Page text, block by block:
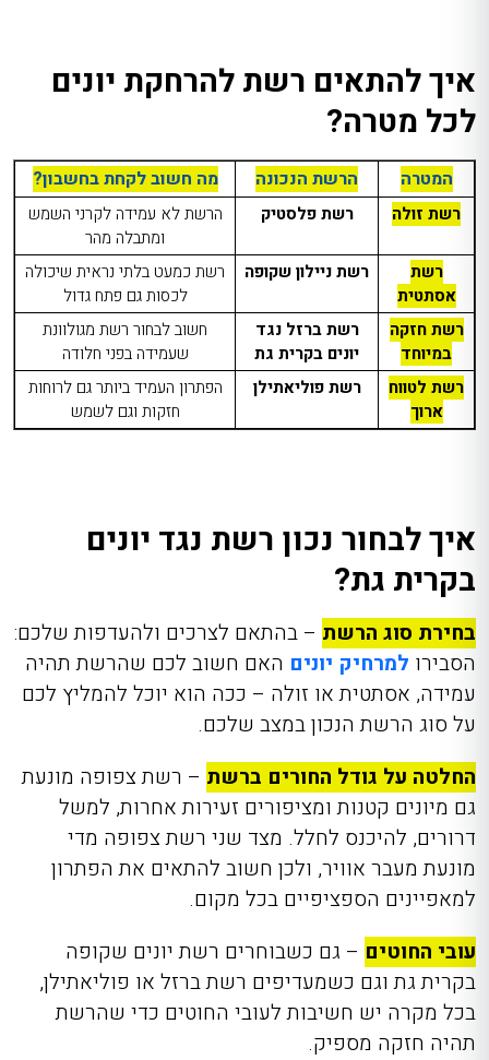
איך להתאים רשת להרחקת יונים
לכל מטרה?
המטרה הרשת הנכונה מה חשוב לקחת בחשבון?
רשת זולה רשת פלסטיק
הרשת לא עמידה לקרני השמש
ומתבלה מהר
רשת
אסתטית
רשת ניילון שקופה
רשת כמעט בלתי נראית שיכולה
לכסות גם פתח גדול
רשת חזקה
במיוחד
רשת ברזל נגד
יונים בקרית גת
חשוב לבחור רשת מגולוונת
שעמידה בפני חלודה
רשת לטווח
ארוך
רשת פוליאתילן
הפתרון העמיד ביותר גם לרוחות
חזקות וגם לשמש
איך לבחור נכון רשת נגד יונים
בקרית גת?
בחירת סוג הרשת – בהתאם לצרכים ולהעדפות שלכם:
הסבירו למרחיק יונים האם חשוב לכם שהרשת תהיה
עמידה, אסתטית או זולה – ככה הוא יוכל להמליץ לכם
על סוג הרשת הנכון במצב שלכם.
החלטה על גודל החורים ברשת – רשת צפופה מונעת
גם מיונים קטנות ומציפורים זעירות אחרות, למשל
דרורים, להיכנס לחלל. מצד שני רשת צפופה מדי
מונעת מעבר אוויר, ולכן חשוב להתאים את הפתרון
למאפיינים הספציפיים בכל מקום.
עובי החוטים – גם כשבוחרים רשת יונים שקופה
בקרית גת וגם כשמעדיפים רשת ברזל או פוליאתילן,
בכל מקרה יש חשיבות לעובי החוטים כדי שהרשת
תהיה חזקה מספיק.